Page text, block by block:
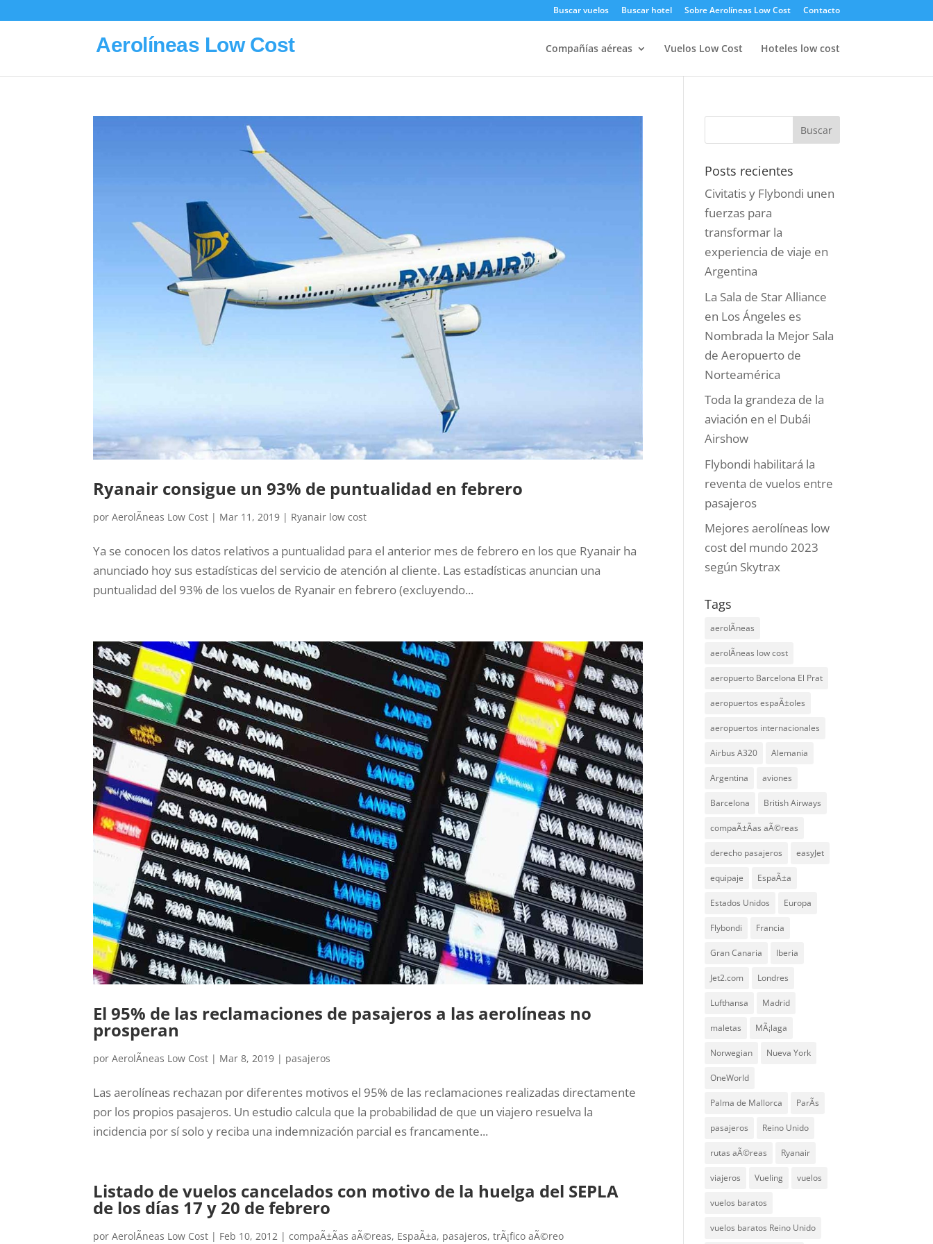
Buscar vuelos Buscar hotel Sobre Aerolíneas Low Cost Contacto
Aerolíneas Low Cost Compañías aéreas Vuelos Low Cost Hoteles low cost
Ryanair consigue un 93% de puntualidad en febrero
porAerolÃ­neas Low Cost | Mar 11, 2019 | Ryanair low cost
Ya se conocen los datos relativos a puntualidad para el anterior mes de febrero en los que Ryanair ha
anunciado hoy sus estadísticas del servicio de atención al cliente. Las estadísticas anuncian una
puntualidad del 93% de los vuelos de Ryanair en febrero (excluyendo...
El 95% de las reclamaciones de pasajeros a las aerolíneas no
prosperan
porAerolÃ­neas Low Cost | Mar 8, 2019 | pasajeros
Las aerolíneas rechazan por diferentes motivos el 95% de las reclamaciones realizadas directamente
por los propios pasajeros. Un estudio calcula que la probabilidad de que un viajero resuelva la
incidencia por sí solo y reciba una indemnización parcial es francamente...
Listado de vuelos cancelados con motivo de la huelga del SEPLA
de los días 17 y 20 de febrero
porAerolÃ­neas Low Cost | Feb 10, 2012 |compaÃ±Ã­as aÃ©reas, EspaÃ±a, pasajeros,trÃ¡fico aÃ©reo
Posts recientes
Civitatis y Flybondi unen
fuerzas para
transformar la
experiencia de viaje en
Argentina
La Sala de Star Alliance
en Los Ángeles es
Nombrada la Mejor Sala
de Aeropuerto de
Norteamérica
Toda la grandeza de la
aviación en el Dubái
Airshow
Flybondi habilitará la
reventa de vuelos entre
pasajeros
Mejores aerolíneas low
cost del mundo 2023
según Skytrax
Tags
aerolÃ­neas
aerolÃ­neas low cost
aeropuerto Barcelona El Prat
aeropuertos espaÃ±oles
aeropuertos internacionales
Airbus A320 Alemania
Argentina aviones
Barcelona British Airways
compaÃ±Ã­as aÃ©reas
derecho pasajeros easyJet
equipaje EspaÃ±a
Estados Unidos Europa
Flybondi Francia
Gran Canaria Iberia
Jet2.com Londres
Lufthansa Madrid
maletas MÃ¡laga
Norwegian Nueva York
OneWorld
Palma de Mallorca ParÃ­s
pasajeros Reino Unido
rutas aÃ©reas Ryanair
viajeros Vueling vuelos
vuelos baratos
vuelos baratos Reino Unido